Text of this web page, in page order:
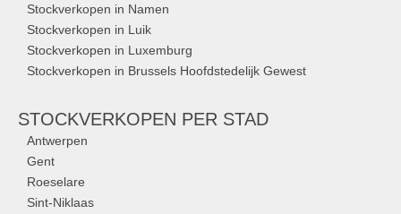
Stockverkopen in Namen
Stockverkopen in Luik
Stockverkopen in Luxemburg
Stockverkopen in Brussels Hoofdstedelijk Gewest
STOCKVERKOPEN PER STAD
Antwerpen
Gent
Roeselare
Sint-Niklaas